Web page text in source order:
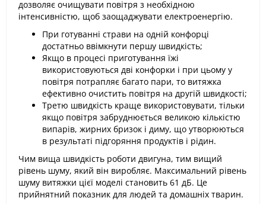
дозволяє очищувати повітря з необхідною
інтенсивністю, щоб заощаджувати електроенергію.
При готуванні страви на одній конфорці
достатньо ввімкнути першу швидкість;
Якщо в процесі приготування їжі
використовуються дві конфорки і при цьому у
повітря потрапляє багато пари, то витяжка
ефективно очистить повітря на другій швидкості;
Третю швидкість краще використовувати, тільки
якщо повітря забруднюється великою кількістю
випарів, жирних бризок і диму, що утворюються
в результаті підгоряння продуктів і рідин.
Чим вища швидкість роботи двигуна, тим вищий
рівень шуму, який він виробляє. Максимальний рівень
шуму витяжки цієї моделі становить 61 дБ. Це
прийнятний показник для людей та домашніх тварин.